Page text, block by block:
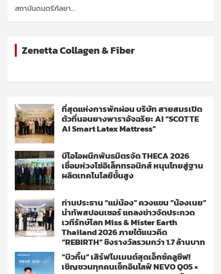
สถาบันดนตรีกัลยา…
Zenetta Collagen & Fiber
ที่สุดแห่งการพักผ่อน บริษัท สายสมรเปิด
ตัวที่นอนยางพาราอัจฉริยะ AI “SCOTTE
AI Smart Latex Mattress”
บีโอไอผนึกพันธมิตรจัด THECA 2026
เชื่อมห่วงโซ่อิเล็กทรอนิกส์ หนุนไทยสู่ฐาน
ผลิตเทคโนโลยีขั้นสูง
ท่านประธาน “แม่น้อง” ควงแขน “น้องเนย”
นำทัพสปอนเซอร์ แถลงข่าวจัดประกวด
เวทีรักษ์โลก Miss & Mister Earth
Thailand 2026 ภายใต้แนวคิด
“REBIRTH” ชิงรางวัลรวมกว่า 1.7 ล้านบาท
“บิวกิ้น” เสิร์ฟโมเมนต์สุดเอ็กซ์คลูซีฟ!
เชิญชวนทุกคนเช็กอินไลฟ์ NEVO Q05 ×